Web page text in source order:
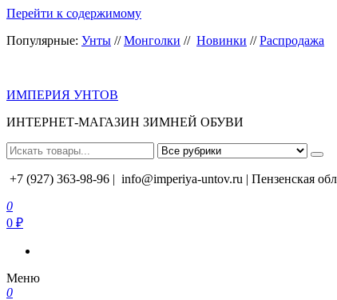
Перейти к содержимому
Популярные: Унты //Монголки // Новинки //Распродажа
ИМПЕРИЯ УНТОВ
ИНТЕРНЕТ-МАГАЗИН ЗИМНЕЙ ОБУВИ
+7 (927) 363-98-96 | info@imperiya-untov.ru | Пензенская
0
0 ₽
Меню
0